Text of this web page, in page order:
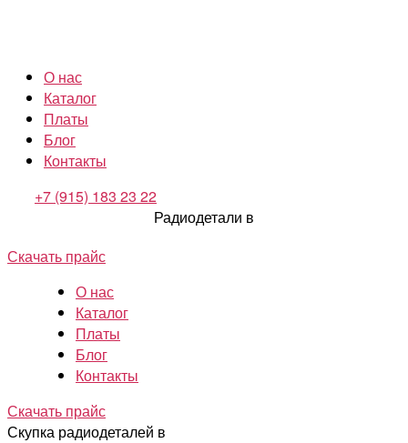
О нас
Каталог
Платы
Блог
Контакты
+7 (915) 183 23 22
Радиодетали в
Скачать прайс
О нас
Каталог
Платы
Блог
Контакты
Скачать прайс
Скупка радиодеталей в